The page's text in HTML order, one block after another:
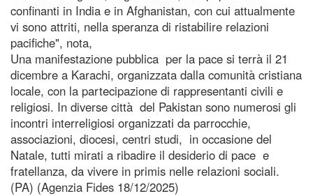
confinanti in India e in Afghanistan, con cui attualmente
vi sono attriti, nella speranza di ristabilire relazioni
pacifiche", nota,
Una manifestazione pubblica per la pace si terrà il 21
dicembre a Karachi, organizzata dalla comunità cristiana
locale, con la partecipazione di rappresentanti civili e
religiosi. In diverse città del Pakistan sono numerosi gli
incontri interreligiosi organizzati da parrocchie,
associazioni, diocesi, centri studi, in occasione del
Natale, tutti mirati a ribadire il desiderio di pace e
fratellanza, da vivere in primis nelle relazioni sociali.
(PA) (Agenzia Fides 18/12/2025)